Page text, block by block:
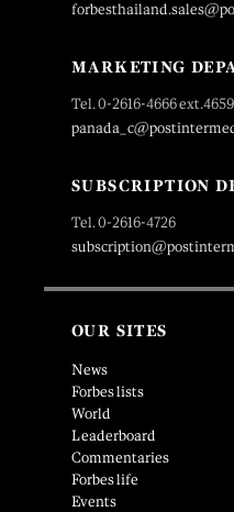
MARKETING
Tel. 0-2616-4666 ext.4659
SUBSCRIPTION
Tel. 0-2616-4726
OUR SITES
News
Forbes lists
World
Leaderboard
Commentaries
Forbes life
Events